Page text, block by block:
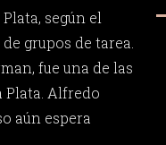
según el
grupos de tarea.
fue una de las
Plata. Alfredo
aún espera